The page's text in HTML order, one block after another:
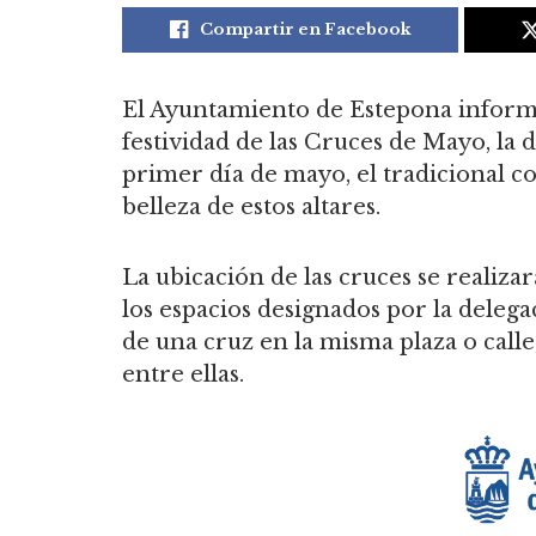
Compartir en Facebook
El Ayuntamiento de Estepona
festividad de las Cruces de Mayo, la
primer día de mayo, el tradicional
belleza de estos altares.
La ubicación de las cruces se
los espacios designados por la
de una cruz en la misma plaza o
entre ellas.